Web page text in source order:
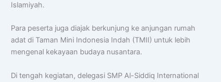
Islamiyah.
Para peserta juga diajak berkunjung ke anjungan rumah
adat di Taman Mini Indonesia Indah (TMII) untuk lebih
mengenal kekayaan budaya nusantara.
Di tengah kegiatan, delegasi SMP Al-Siddiq International